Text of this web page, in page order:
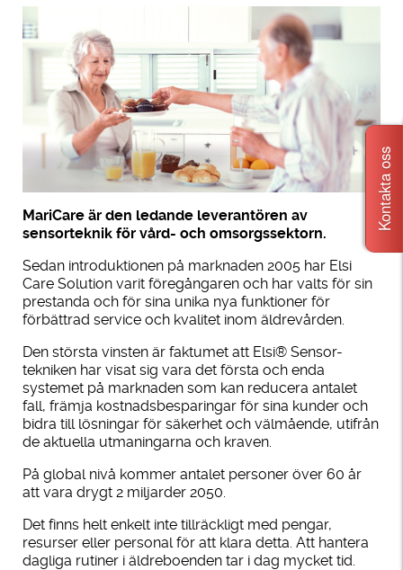
MariCare är den ledande leverantören av
sensorteknik för vård- och omsorgssektorn.
Sedan introduktionen på marknaden 2005 har Elsi
Care Solution varit föregångaren och har valts för sin
prestanda och för sina unika nya funktioner för
förbättrad service och kvalitet inom äldrevården.
Den största vinsten är faktumet att Elsi® Sensor-
tekniken har visat sig vara det första och enda
systemet på marknaden som kan reducera antalet
fall, främja kostnadsbesparingar för sina kunder och
bidra till lösningar för säkerhet och välmående, utifrån
de aktuella utmaningarna och kraven.
På global nivå kommer antalet personer över 60 år
att vara drygt 2 miljarder 2050.
Det finns helt enkelt inte tillräckligt med pengar,
resurser eller personal för att klara detta. Att hantera
dagliga rutiner i äldreboenden tar i dag mycket tid.
Kontakta oss